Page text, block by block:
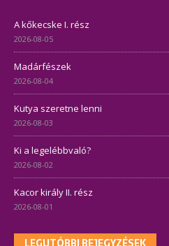
A kőkecske I. rész
2026-08-05
Madárfészek
2026-08-04
Kutya szeretne lenni
2026-08-03
Ki a legelébbvaló?
2026-08-02
Kacor király II. rész
2026-08-01